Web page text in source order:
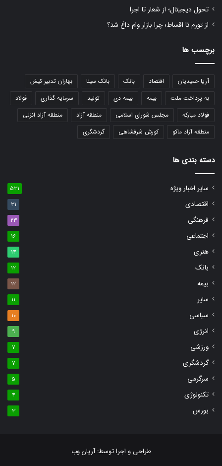
تحول دیجیتال؛ از شعار تا اجرا
از تورم تا اقساط؛ چرا بازار وام داغ شد؟
برچسب ها
آریا حمیدیان اقتصاد بانک بانک سینا
بهاران تدبیر کیش
به پرداخت ملت
بیمه بیمه دی تولید سرمایه گذاری
فولاد
فولاد مبارکه
مجلس شورای اسلامی منطقه آزاد
منطقه آزاد انزلی
منطقه آزاد ماکو
کورش شرفشاهی گردشگری
دسته بندی ها
سایر اخبار ویژه 531
اقتصادی 31
فرهنگی 23
اجتماعی 16
هنری 14
بانک 12
بیمه 12
سایر 11
سیاسی 10
انرژی 9
ورزشی 7
گردشگری 7
سرگرمی 5
تکنولوژی 4
بورس 3
طراحی و اجرا توسط:آریان وب